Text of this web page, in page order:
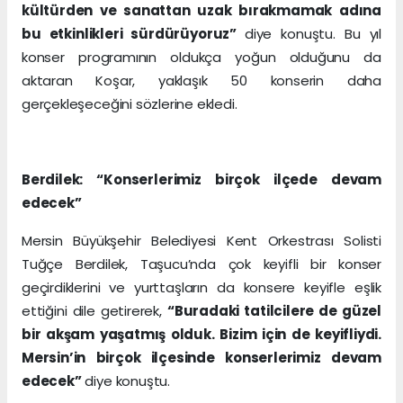
kültürden ve sanattan uzak bırakmamak adına
bu etkinlikleri sürdürüyoruz”diye konuştu. Bu yıl
konser programının oldukça yoğun olduğunu da
aktaran Koşar, yaklaşık 50 konserin daha
gerçekleşeceğini sözlerine ekledi.
Berdilek: “Konserlerimiz birçok ilçede devam
edecek”
Mersin Büyükşehir Belediyesi Kent Orkestrası Solisti
Tuğçe Berdilek, Taşucu’nda çok keyifli bir konser
geçirdiklerini ve yurttaşların da konsere keyifle eşlik
ettiğini dile getirerek, “Buradaki tatilcilere de güzel
bir akşam yaşatmış olduk. Bizim için de keyifliydi.
Mersin’in birçok ilçesinde konserlerimiz devam
edecek”diye konuştu.